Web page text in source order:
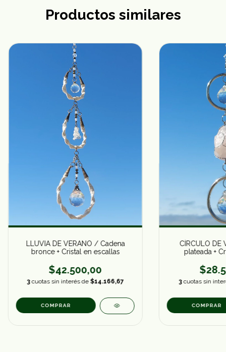
Productos similares
LLUVIA DE VERANO / Cadena
bronce + Cristal en escallas
$42.500,00
3 cuotas sin interés de $14.166,67
COMPRAR
CÍRCULO DE
plateada +
3 cuotas sin
COMPRAR